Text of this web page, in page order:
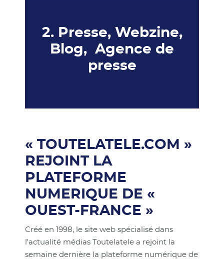
2. Presse, Webzine,
Blog, Agence de
presse
« TOUTELATELE.COM »
REJOINT LA
PLATEFORME
NUMERIQUE DE «
OUEST-FRANCE »
Créé en 1998, le site web spécialisé dans
l'actualité médias Toutelatele a rejoint la
semaine dernière la plateforme numérique de